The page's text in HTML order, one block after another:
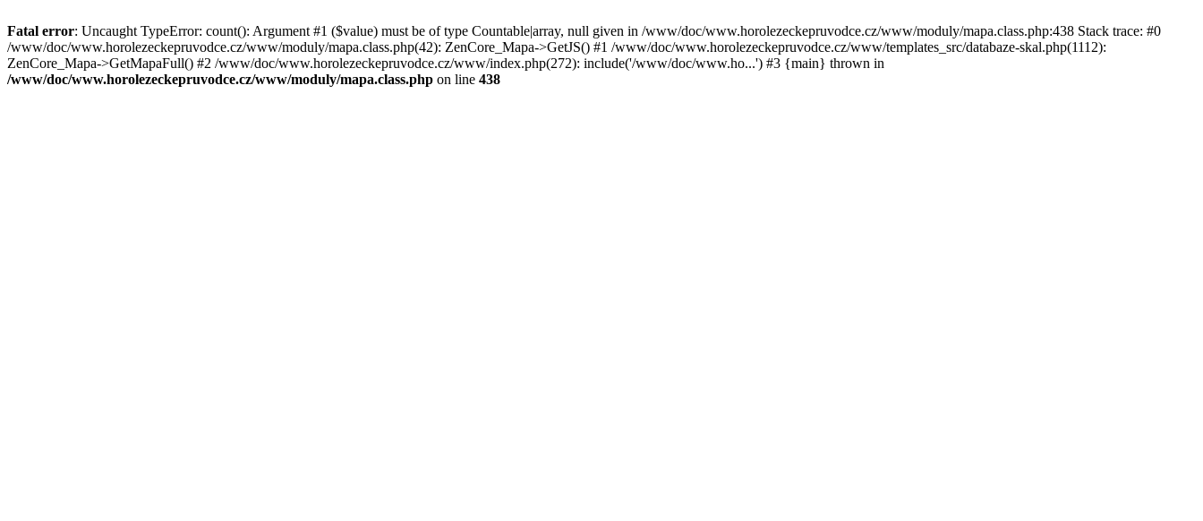
Fatal error: Uncaught TypeError: count(): Argument #1 ($value) must be of type Countable|array, null given in /www/doc/www.horolezeckepruvodce.cz/www/moduly/mapa.class.php:438 Stack trace: #0
/www/doc/www.horolezeckepruvodce.cz/www/moduly/mapa.class.php(42): ZenCore_Mapa->GetJS() #1 /www/doc/www.horolezeckepruvodce.cz/www/templates_src/databaze-skal.php(1112):
ZenCore_Mapa->GetMapaFull() #2 /www/doc/www.horolezeckepruvodce.cz/www/index.php(272): include('/www/doc/www.ho...') #3 {main} thrown in
/www/doc/www.horolezeckepruvodce.cz/www/moduly/mapa.class.php on line 438